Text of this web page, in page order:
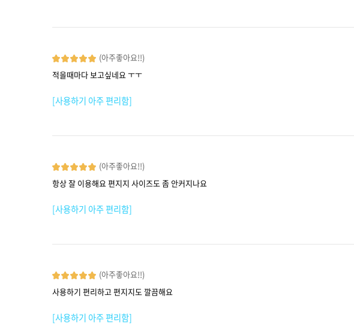
(아주좋아요!!)
적을때마다 보고싶네요 ㅜㅜ
[사용하기 아주 편리함]
(아주좋아요!!)
항상 잘 이용해요 편지지 사이즈도 좀 안커지나요
[사용하기 아주 편리함]
(아주좋아요!!)
사용하기 편리하고 편지지도 깔끔해요
[사용하기 아주 편리함]